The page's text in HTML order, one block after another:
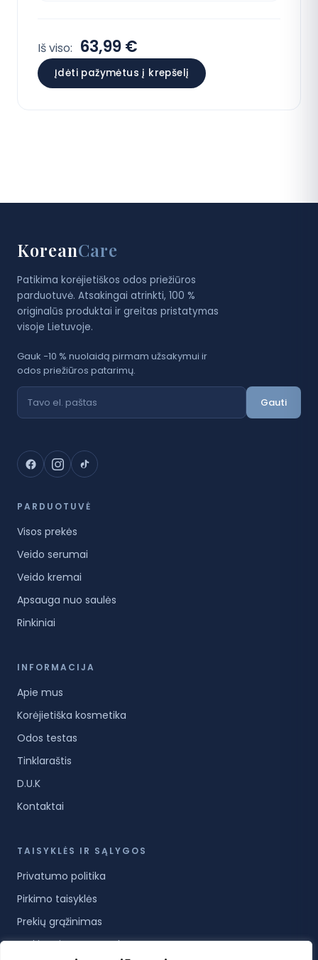
Iš viso: 63,99 €
Įdėti pažymėtus į krepšelį
KoreanCare
Patikima korėjietiškos odos priežiūros
parduotuvė. Atsakingai atrinkti, 100 %
originalūs produktai ir greitas pristatymas
visoje Lietuvoje.
Gauk −10 % nuolaidą pirmam užsakymui ir
odos priežiūros patarimų.
Gauti
PARDUOTUVĖ
Visos prekės
Veido serumai
Veido kremai
Apsauga nuo saulės
Rinkiniai
INFORMACIJA
Apie mus
Korėjietiška kosmetika
Odos testas
Tinklaraštis
D.U.K
Kontaktai
TAISYKLĖS IR SĄLYGOS
Privatumo politika
Pirkimo taisyklės
Prekių grąžinimas
Prekių pristatymo sąlygos